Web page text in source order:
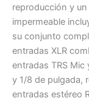
reproducción y
impermeable
su conjunto
entradas XLR
entradas TRS
y 1/8 de pulgada,
entradas estéreo